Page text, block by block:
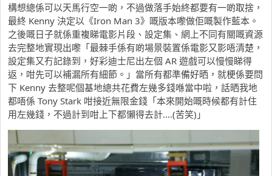
構想總係可以天馬行空一啲，不過做落手始終都要有一啲取捨，
最終 Kenny 決定以《Iron Man 3》嘅版本嚟做佢嘅製作藍本。
之後嘅日子就係重複睇電影片段、設定集、網上不同有關嘅資源
去完整地實現出嚟「最棘手係有啲場景裝置係電影又影唔清楚，
設定集又冇記錄到，好彩迪士尼出左個 AR 遊戲可以慢慢睇得
返，咁先可以補漏所有細節。」當所有都準備好晒，就梗係要問
下 Kenny 去整呢個基地總共花費左幾多錢喺當中啦，話晒我地
都唔係 Tony Stark 咁接近無限金錢「本來開始嘅時候都有計住
用左幾錢，不過計到咁上下都懶得去計….(苦笑)」